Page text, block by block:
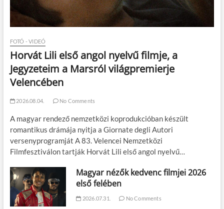
FOTÓ - VIDEÓ
Horvát Lili első angol nyelvű filmje, a
Jegyzeteim a Marsról világpremierje
Velencében
2026.08.04. No Comments
A magyar rendező nemzetközi koprodukcióban készült
romantikus drámája nyitja a Giornate degli Autori
versenyprogramját A 83. Velencei Nemzetközi
Filmfesztiválon tartják Horvát Lili első angol nyelvű…
Magyar nézők kedvenc filmjei 2026
első felében
2026.07.31. No Comments